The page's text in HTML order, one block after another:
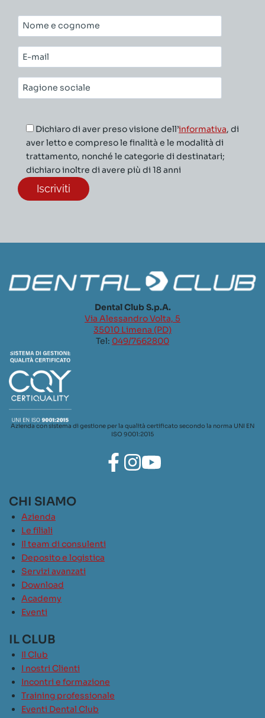
Nome
e
cognome*
E-
mail*
Ragione
sociale*
Dichiaro di aver preso visione dell’informativa, di
aver letto e compreso le finalità e le modalità di
trattamento, nonché le categorie di destinatari;
dichiaro inoltre di avere più di 18 anni
Dental Club S.p.A.
Via Alessandro Volta, 5
35010 Limena (PD)
Tel: 049/7662800
Azienda con sistema di gestione per la qualità certificato secondo la norma UNI EN
ISO 9001:2015
CHI SIAMO
Azienda
Le filiali
Il team di consulenti
Deposito e logistica
Servizi avanzati
Download
Academy
Eventi
IL CLUB
Il Club
I nostri Clienti
Incontri e formazione
Training professionale
Eventi Dental Club